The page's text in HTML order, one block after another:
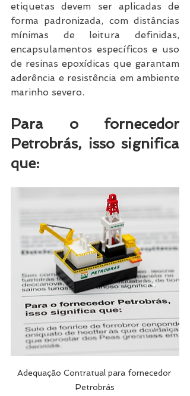
etiquetas devem ser aplicadas de
forma padronizada, com distâncias
mínimas de leitura definidas,
encapsulamentos específicos e uso
de resinas epoxídicas que garantam
aderência e resistência em ambiente
marinho severo.
Para o fornecedor
Petrobrás, isso significa
que:
Adequação Contratual para fornecedor
Petrobrás